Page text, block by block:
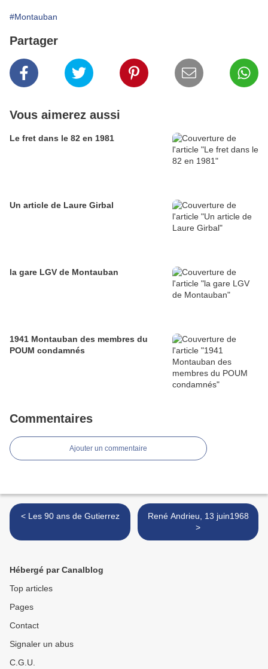
#Montauban
Partager
Vous aimerez aussi
Le fret dans le 82 en 1981
Un article de Laure Girbal
la gare LGV de Montauban
1941 Montauban des membres du
POUM condamnés
Commentaires
Ajouter un commentaire
< Les 90 ans de Gutierrez
René Andrieu, 13 juin1968
>
Hébergé par Canalblog
Top articles
Pages
Contact
Signaler un abus
C.G.U.